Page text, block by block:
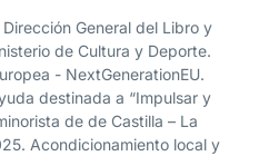
General del Libro y
de Cultura y Deporte.
- NextGenerationEU.
destinada a “Impulsar y
de de Castilla – La
Acondicionamiento local y